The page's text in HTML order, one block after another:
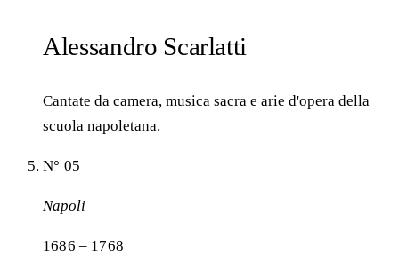
Alessandro Scarlatti
Cantate da camera, musica sacra e arie d'opera della
scuola napoletana.
N° 05
Napoli
1686 – 1768